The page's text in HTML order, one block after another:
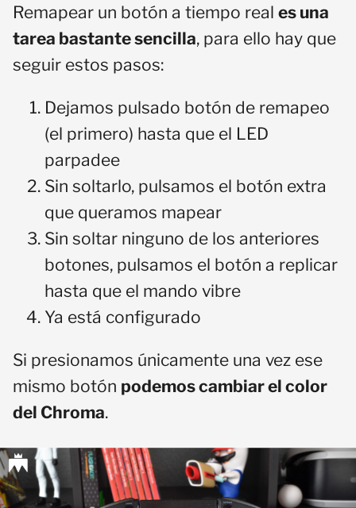
Remapear un botón a tiempo real es una
tarea bastante sencilla, para ello hay que
seguir estos pasos:
Dejamos pulsado botón de remapeo
(el primero) hasta que el LED
parpadee
Sin soltarlo, pulsamos el botón extra
que queramos mapear
Sin soltar ninguno de los anteriores
botones, pulsamos el botón a replicar
hasta que el mando vibre
Ya está configurado
Si presionamos únicamente una vez ese
mismo botón podemos cambiar el color
del Chroma.